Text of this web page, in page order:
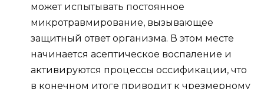
может испытывать постоянное
микротравмирование, вызывающее
защитный ответ организма. В этом месте
начинается асептическое воспаление и
активируются процессы оссификации, что
в конечном итоге приводит к чрезмерному